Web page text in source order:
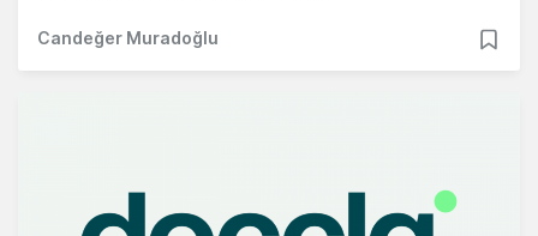
Candeğer Muradoğlu